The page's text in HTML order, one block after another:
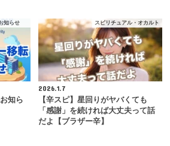
知らせ
知ら
スピリチュアル・オカルト
2026.1.7
【辛スピ】星回りがヤバくても
「感謝」を続ければ大丈夫って話
だよ【ブラザー辛】